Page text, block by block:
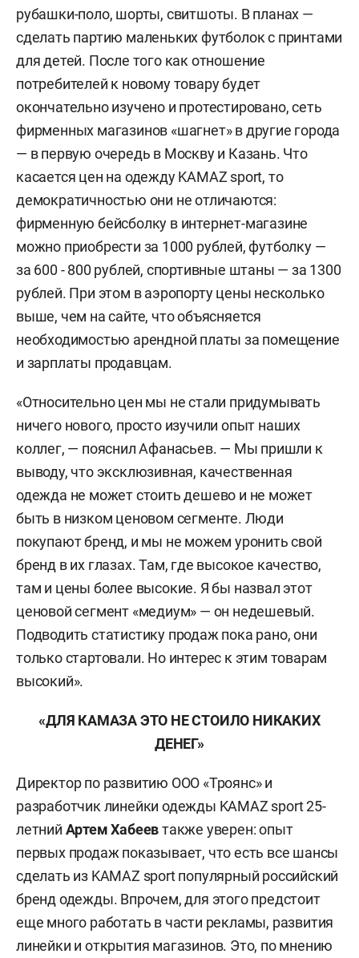
рубашки-поло, шорты, свитшоты. В планах —
сделать партию маленьких футболок с принтами
для детей. После того как отношение
потребителей к новому товару будет
окончательно изучено и протестировано, сеть
фирменных магазинов «шагнет» в другие города
— в первую очередь в Москву и Казань. Что
касается цен на одежду KAMAZ sport, то
демократичностью они не отличаются:
фирменную бейсболку в интернет-магазине
можно приобрести за 1000 рублей, футболку —
за 600 - 800 рублей, спортивные штаны — за 1300
рублей. При этом в аэропорту цены несколько
выше, чем на сайте, что объясняется
необходимостью арендной платы за помещение
и зарплаты продавцам.
«Относительно цен мы не стали придумывать
ничего нового, просто изучили опыт наших
коллег, — пояснил Афанасьев. — Мы пришли к
выводу, что эксклюзивная, качественная
одежда не может стоить дешево и не может
быть в низком ценовом сегменте. Люди
покупают бренд, и мы не можем уронить свой
бренд в их глазах. Там, где высокое качество,
там и цены более высокие. Я бы назвал этот
ценовой сегмент «медиум» — он недешевый.
Подводить статистику продаж пока рано, они
только стартовали. Но интерес к этим товарам
высокий».
«ДЛЯ КАМАЗА ЭТО НЕ СТОИЛО НИКАКИХ
ДЕНЕГ»
Директор по развитию ООО «Троянс» и
разработчик линейки одежды KAMAZ sport 25-
летний Артем Хабеевтакже уверен: опыт
первых продаж показывает, что есть все шансы
сделать из KAMAZ sport популярный российский
бренд одежды. Впрочем, для этого предстоит
еще много работать в части рекламы, развития
линейки и открытия магазинов. Это, по мнению